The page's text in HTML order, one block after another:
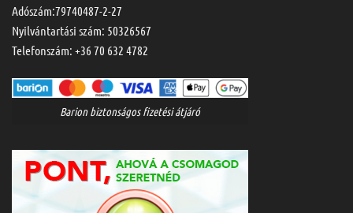
Adószám:79740487-2-27
Nyilvántartási szám: 50326567
Telefonszám: +36 70 632 4782
Barion biztonságos fizetési átjáró